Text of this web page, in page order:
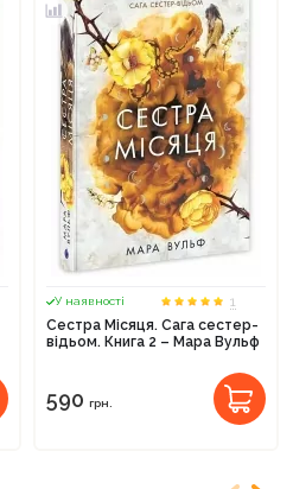
У наявності
1
Сестра Місяця. Сага сестер-
відьом. Книга 2 – Мара Вульф
590 грн.